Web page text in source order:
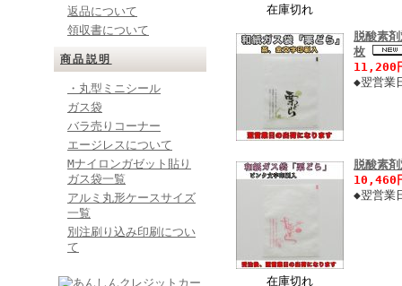
返品について
領収書について
商品説明
・丸型ミニシール
ガス袋
バラ売りコーナー
エージレスについて
Mナイロンガゼット貼り
ガス袋一覧
アルミ丸形ケースサイズ
一覧
別注刷り込み印刷につい
て
在庫切れ
脱酸素
枚
11,200
◆翌営業
在庫切れ
脱酸素
10,460
◆翌営業